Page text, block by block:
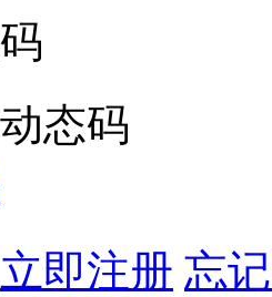
态码
立即注册 忘